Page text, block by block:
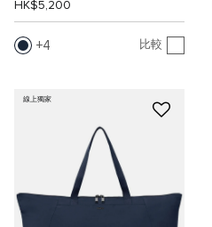
HK$5,200
4 比較
線上獨家